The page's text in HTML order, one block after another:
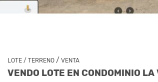
LOTE / TERRENO / VENTA